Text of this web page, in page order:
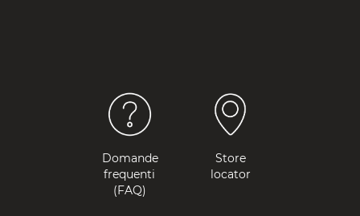
Domande
frequenti
(FAQ)
Store
locator